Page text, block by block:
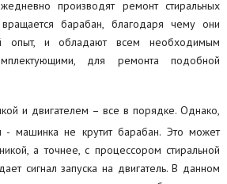
производят ремонт стиральных
барабан, благодаря чему они
опыт, и обладают всем необходимым
для ремонта подобной
и двигателем – все в порядке. Однако,
- машинка не крутит барабан. Это может
а точнее, с процессором стиральной
сигнал запуска на двигатель. В данном